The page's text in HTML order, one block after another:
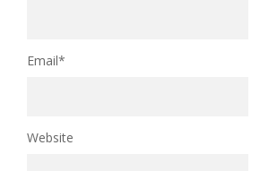
Email*
Website